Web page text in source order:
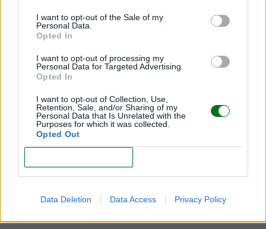
I want to opt-out of the Sale of my
Personal Data.
Opted In
I want to opt-out of processing my
Personal Data for Targeted Advertising.
Opted In
I want to opt-out of Collection, Use,
Retention, Sale, and/or Sharing of my
Personal Data that Is Unrelated with the
Purposes for which it was collected.
Opted Out
Data Deletion Data Access Privacy Policy
Miel y embarazo: ¿se puede consumir?
LEER
¿Se puede comer jamón en el embarazo?